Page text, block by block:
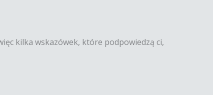
kilka wskazówek, które podpowiedzą ci,